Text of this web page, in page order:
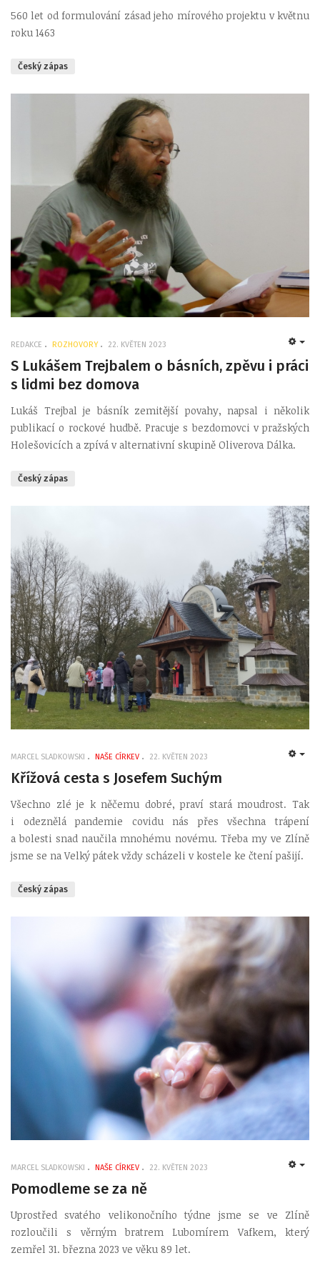
560 let od formulování zásad jeho mírového projektu v květnu
roku 1463
Český zápas
REDAKCE ROZHOVORY 22. KVĚTEN 2023
S Lukášem Trejbalem o básních, zpěvu i práci
s lidmi bez domova
Lukáš Trejbal je básník zemitější povahy, napsal i několik
publikací o rockové hudbě. Pracuje s bezdomovci v pražských
Holešovicích a zpívá v alternativní skupině Oliverova Dálka.
Český zápas
MARCEL SLADKOWSKI NAŠE CÍRKEV 22. KVĚTEN 2023
Křížová cesta s Josefem Suchým
Všechno zlé je k něčemu dobré, praví stará moudrost. Tak
i odeznělá pandemie covidu nás přes všechna trápení
a bolesti snad naučila mnohému novému. Třeba my ve Zlíně
jsme se na Velký pátek vždy scházeli v kostele ke čtení pašijí.
Český zápas
MARCEL SLADKOWSKI NAŠE CÍRKEV 22. KVĚTEN 2023
Pomodleme se za ně
Uprostřed svatého velikonočního týdne jsme se ve Zlíně
rozloučili s věrným bratrem Lubomírem Vafkem, který
zemřel 31. března 2023 ve věku 89 let.